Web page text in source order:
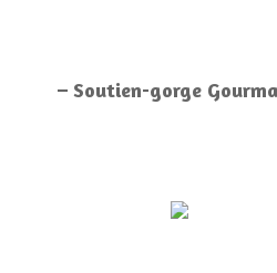
– Soutien-gorge